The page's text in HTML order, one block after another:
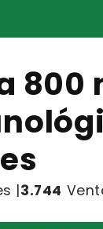
800
|3.744